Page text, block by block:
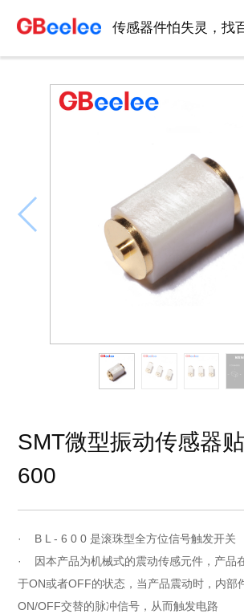
传感器件怕失灵，找
SMT微型振动传感器
600
· B L - 6 0 0 是滚珠型全方位信号触发开关
· 因本产品为机械式的震动传感元件，产品
于ON或者OFF的状态，当产品震动时，内部
ON/OFF交替的脉冲信号，从而触发电路